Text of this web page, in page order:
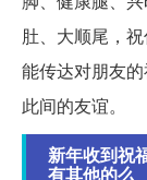
肚、大顺尾，
能传达对朋友
此间的友谊。
新年收到祝
有其他的么